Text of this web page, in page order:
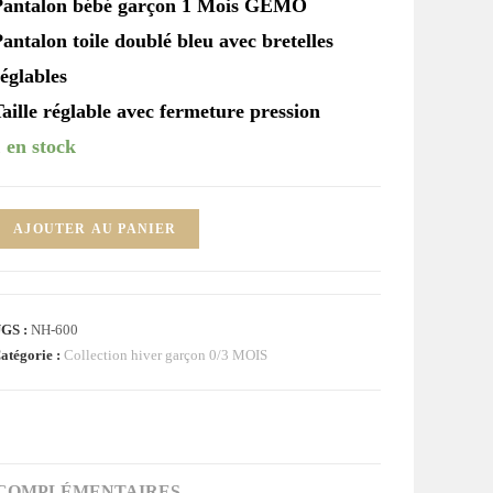
bébé garçon 1 Mois GEMO
toile doublé bleu avec bretelles
réglable avec fermeture pression
en stock
AJOUTER AU PANIER
:NH-600
:Collection hiver garçon 0/3 MOIS